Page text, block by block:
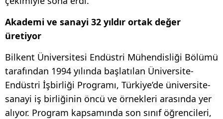
Akademi ve sanayi 32 yıldır ortak değer
üretiyor
Bilkent Üniversitesi Endüstri Mühendisliği Bölümü
tarafından 1994 yılında başlatılan Üniversite-
Endüstri İşbirliği Programı, Türkiye’de üniversite-
sanayi iş birliğinin öncü ve örnekleri arasında yer
alıyor. Program kapsamında son sınıf öğrencileri,